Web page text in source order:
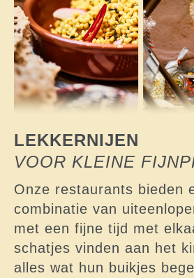
LEKKERNIJEN
VOOR KLEINE
Onze restaurants bieden
combinatie van
met een fijne tijd met
schatjes vinden aan het
alles wat hun buikjes